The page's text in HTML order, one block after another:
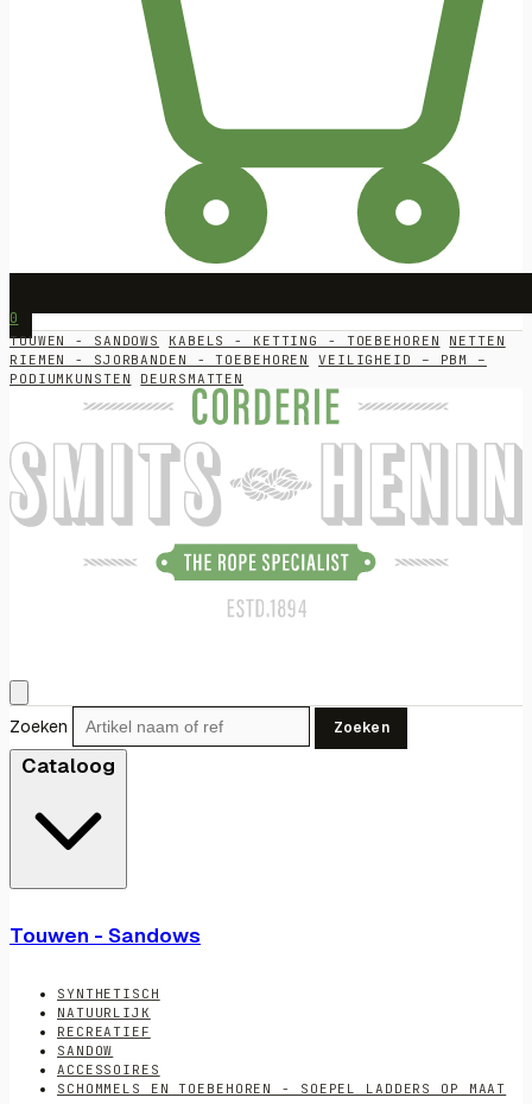
0
TOUWEN - SANDOWS KABELS - KETTING - TOEBEHOREN
NETTEN
RIEMEN - SJORBANDEN - TOEBEHOREN
VEILIGHEID – PBM –
PODIUMKUNSTEN
DEURSMATTEN
Zoeken Zoeken
Cataloog
Touwen - Sandows
SYNTHETISCH
NATUURLIJK
RECREATIEF
SANDOW
ACCESSOIRES
SCHOMMELS EN TOEBEHOREN - SOEPEL LADDERS OP MAAT